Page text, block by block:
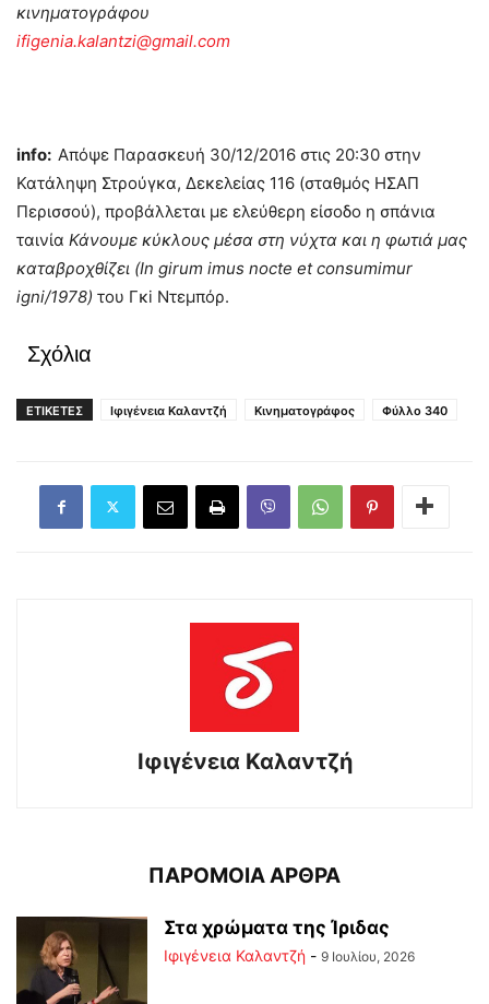
κινηματογράφου
ifigenia.kalantzi@gmail.com
info: Απόψε Παρασκευή 30/12/2016 στις 20:30 στην
Κατάληψη Στρούγκα, Δεκελείας 116 (σταθμός ΗΣΑΠ
Περισσού), προβάλλεται με ελεύθερη είσοδο η σπάνια
ταινία Κάνουμε κύκλους μέσα στη νύχτα και η φωτιά μας
καταβροχθίζει (In girum imus nocte et consumimur
igni/1978) του Γκi Ντεμπόρ.
Σχόλια
ΕΤΙΚΕΤΕΣ Ιφιγένεια Καλαντζή Κινηματογράφος Φύλλο 340
Ιφιγένεια Καλαντζή
ΠΑΡΟΜΟΙΑ ΑΡΘΡΑ
Στα χρώματα της Ίριδας
Ιφιγένεια Καλαντζή - 9 Ιουλίου, 2026